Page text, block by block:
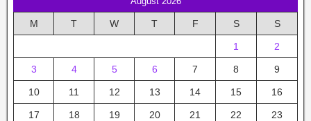
M T W T F S S
1 2
3 4 5 6 7 8 9
10 11 12 13 14 15 16
17 18 19 20 21 22 23